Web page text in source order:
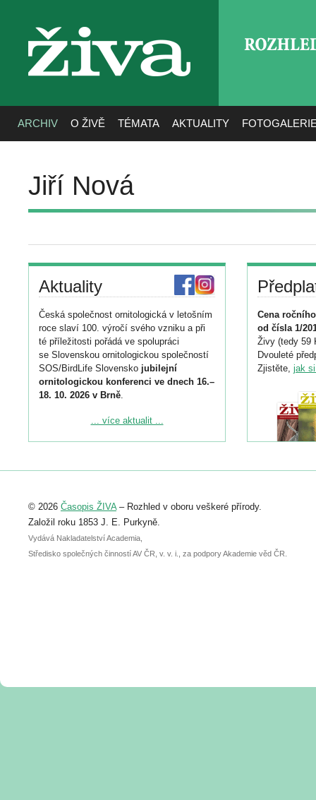
živa
ARCHIV O ŽIVĚ TÉMATA AKTUALITY
Jiří Nová
Aktuality
Česká společnost ornitologická v letošním
roce slaví 100. výročí svého vzniku a při
té příležitosti pořádá ve spolupráci
se Slovenskou ornitologickou společností
SOS/BirdLife Slovensko jubilejní
ornitologickou konferenci ve dnech 16.–
18. 10. 2026 v Brně.
Podrobnější informace ke konferenci
Registrovat se můžete do 6. září.
abstraktu přihlášené přednášky nebo
posteru je už 30. června.
... více aktualit ...
Cena
od čísla 1/
Živy (tedy 59
Dvouleté
Zjistěte, jak
© 2026 Časopis ŽIVA– Rozhled v oboru veškeré přírody.
Založil roku 1853 J. E. Purkyně.
Vydává Nakladatelství Academia,
Středisko společných činností AV ČR, v. v. i., za podpory Akademie věd ČR.